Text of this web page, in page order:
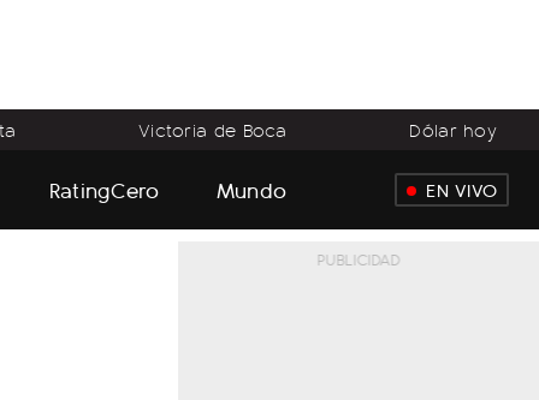
Victoria de Boca Dólar hoy
RatingCero Mundo EN VIVO